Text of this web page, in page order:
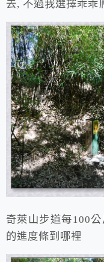
去, 不過我選擇乖乖
奇萊山步道每100
的進度條到哪裡